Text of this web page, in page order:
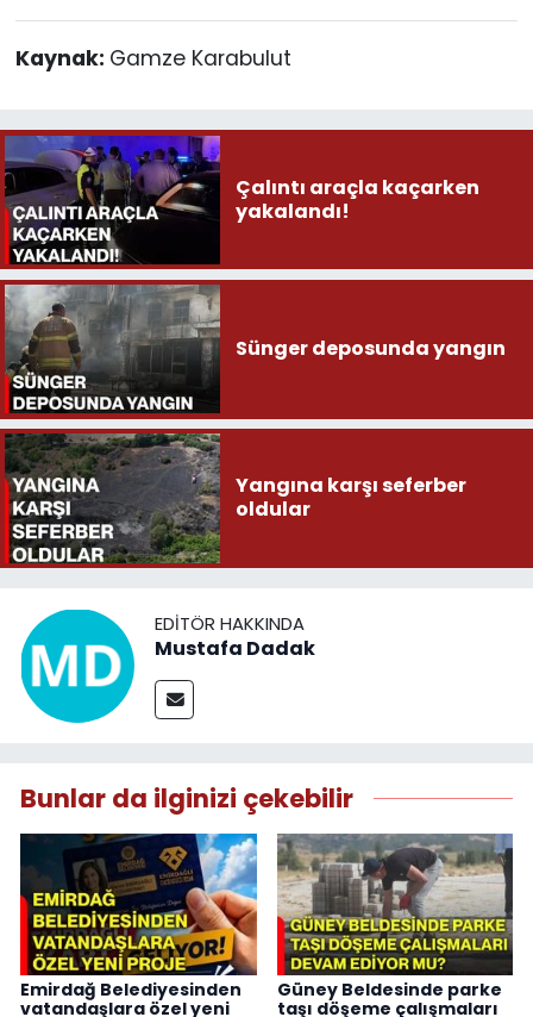
Kaynak: Gamze Karabulut
Çalıntı araçla kaçarken
yakalandı!
Sünger deposunda yangın
Yangına karşı seferber
oldular
EDITÖR HAKKINDA
Mustafa Dadak
Bunlar da ilginizi çekebilir
Emirdağ Belediyesinden
vatandaşlara özel yeni
Güney Beldesinde parke
taşı döşeme çalışmaları